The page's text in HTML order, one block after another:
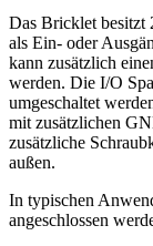
Das Bricklet besitzt
als Ein- oder
kann zusätzlich
werden. Die I/O
umgeschaltet
mit zusätzlichen
zusätzliche
außen.
In typischen
angeschlossen